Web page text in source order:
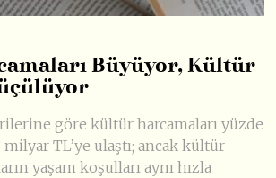
Büyüyor, Kültür
göre kültür harcamaları yüzde
milyar TL’ye ulaştı; ancak kültür
yaşam koşulları aynı hızla